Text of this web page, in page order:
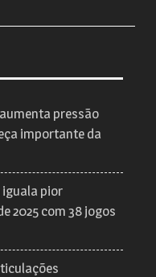
pressão
importante da
iguala pior
2025 com 38 jogos